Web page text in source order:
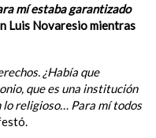
mí estaba garantizado
Luis Novaresio mientras
¿Había que
que es una institución
lo religioso… Para mí todos